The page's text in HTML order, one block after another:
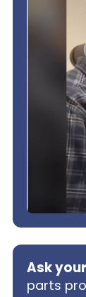
Ask
parts